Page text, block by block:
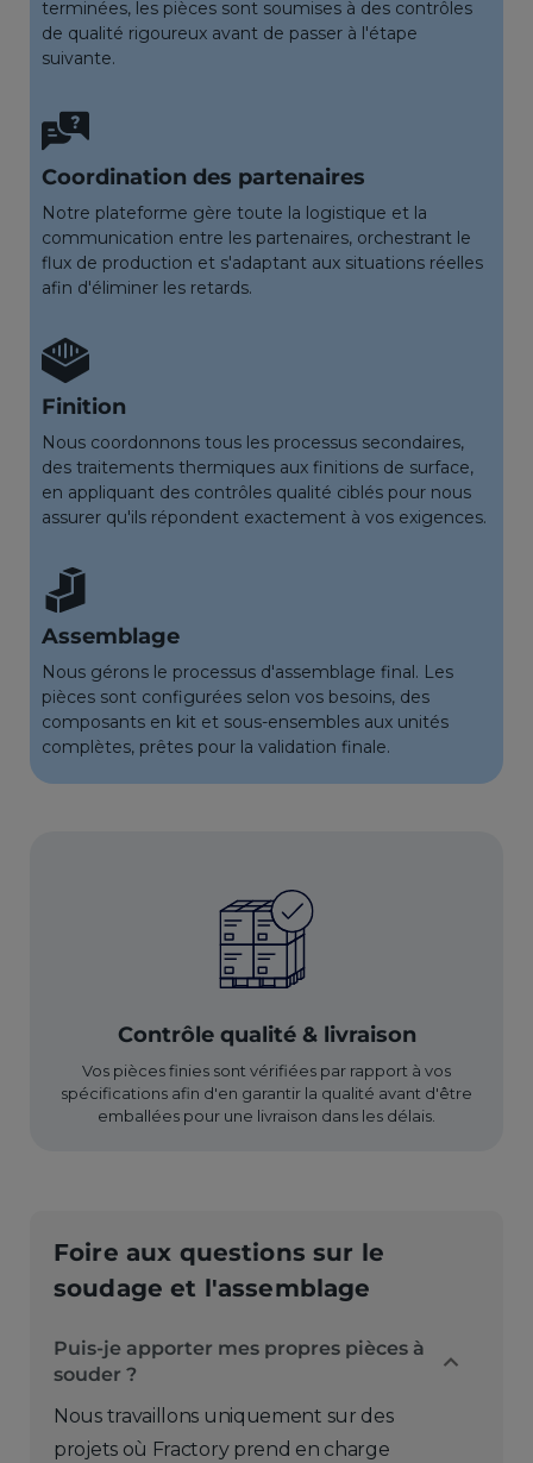
terminées, les pièces sont soumises à des contrôles
de qualité rigoureux avant de passer à l'étape
suivante.
Coordination des partenaires
Notre plateforme gère toute la logistique et la
communication entre les partenaires, orchestrant le
flux de production et s'adaptant aux situations réelles
afin d'éliminer les retards.
Finition
Nous coordonnons tous les processus secondaires,
des traitements thermiques aux finitions de surface,
en appliquant des contrôles qualité ciblés pour nous
assurer qu'ils répondent exactement à vos exigences.
Assemblage
Nous gérons le processus d'assemblage final. Les
pièces sont configurées selon vos besoins, des
composants en kit et sous-ensembles aux unités
complètes, prêtes pour la validation finale.
Contrôle qualité & livraison
Vos pièces finies sont vérifiées par rapport à vos
spécifications afin d'en garantir la qualité avant d'être
emballées pour une livraison dans les délais.
Foire aux questions sur le
soudage et l'assemblage
Puis-je apporter mes propres pièces à
souder ?
Nous travaillons uniquement sur des
projets où Fractory prend en charge